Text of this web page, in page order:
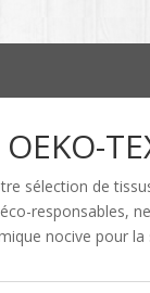
sélection de
responsables,
nocive pour